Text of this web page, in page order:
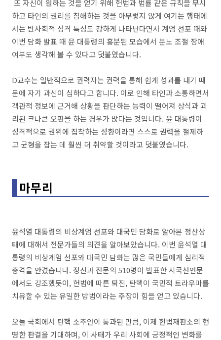
또 자신이 원하는 것을 얻기 위해 헌법과 법률 같은 규칙을 무시
하고 타인의 권리를 침해하는 것을 아무렇지 않게 여기는 행태에
서는 반사회적 성격 특성도 강하게 나타난다면서 계엄 선포 때와
이번 담화 발표 때 윤 대통령의 흥분된 모습에서 분노 조절 장애
여부도 생각해 볼 수 있다고 덧붙였습니다.
D교수는 일반적으로 권력자는 권력을 통해 쉽게 성과를 내기 때
문에 자기 과신이 심하다고 합니다. 이로 인해 타인과 소통하면서
객관적 정보에 근거해 상황을 판단하는 능력이 떨어져 상식과 괴
리된 크나큰 오판을 하는 경우가 많다는 것입니다. 윤 대통령이
성격적으로 권위에 집착하는 성향이라면 스스로 권력을 절제하
고 균형을 잡는 데 훨씬 더 취약할 것이라고 덧붙였습니다.
마무리
윤석열 대통령의 비상계엄 선포와 대국민 담화로 알아본 정산상
태에 대해서 전문가들의 의견을 알아보았습니다. 이번 윤석열 대
통령의 비상계엄 선포와 대국민 담화는 많은 국민들에게 심리적
충격을 안겼습니다. 정신과 전문의 510명이 발표한 시국선언문
에서도 강조했듯이, 헌법에 따른 퇴진, 탄핵이 국민적 트라우마를
치유할 수 있는 유일한 방법이라는 주장이 힘을 얻고 있습니다.
오늘 국회에서 탄핵 소추안이 통과된 만큼, 이제 헌법재판소의 현
명한 판결을 기대하며, 이 사태가 우리 사회에 긍정적인 변화를